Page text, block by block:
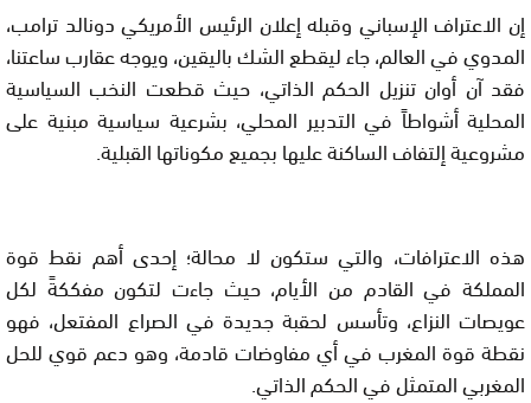
إن الاعتراف الإسباني وقبله إعلان الرئيس الأمريكي دونالد ترامب،
المدوي في العالم، جاء ليقطع الشك باليقين، ويوجه عقارب ساعتنا،
فقد آن أوان تنزيل الحكم الذاتي، حيث قطعت النخب السياسية
المحلية أشواطاً في التدبير المحلي، بشرعية سياسية مبنية على
مشروعية إلتفاف الساكنة عليها بجميع مكوناتها القبلية.
هذه الاعترافات، والتي ستكون لا محالة؛ إحدى أهم نقط قوة
المملكة في القادم من الأيام، حيث جاءت لتكون مفككةً لكل
عويصات النزاع، وتأسس لحقبة جديدة في الصراع المفتعل، فهو
نقطة قوة المغرب في أي مفاوضات قادمة، وهو دعم قوي للحل
المغربي المتمثل في الحكم الذاتي.